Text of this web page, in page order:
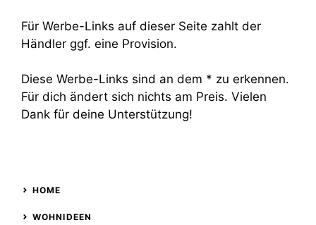
Für Werbe-Links auf dieser Seite zahlt der
Händler ggf. eine Provision.
Diese Werbe-Links sind an dem * zu erkennen.
Für dich ändert sich nichts am Preis. Vielen
Dank für deine Unterstützung!
HOME
WOHNIDEEN